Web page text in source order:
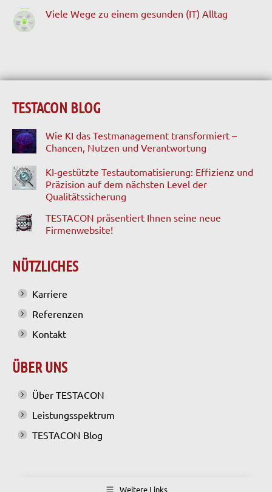
Viele Wege zu einem gesunden (IT) Alltag
TESTACON BLOG
Wie KI das Testmanagement transformiert –
Chancen, Nutzen und Verantwortung
KI-gestützte Testautomatisierung: Effizienz und
Präzision auf dem nächsten Level der
Qualitätssicherung
TESTACON präsentiert Ihnen seine neue
Firmenwebsite!
NÜTZLICHES
Karriere
Referenzen
Kontakt
ÜBER UNS
Über TESTACON
Leistungsspektrum
TESTACON Blog
Weitere Links